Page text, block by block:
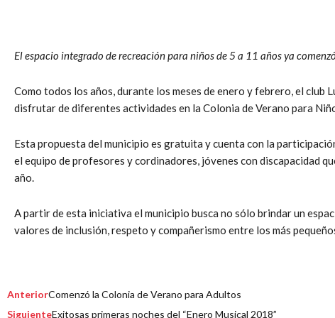
El espacio integrado de recreación para niños de 5 a 11 años ya
Como todos los años, durante los meses de enero y febrero, el club
disfrutar de diferentes actividades en la Colonia de Verano para
Esta propuesta del municipio es gratuita y cuenta con la
el equipo de profesores y cordinadores, jóvenes con discapacidad
año.
A partir de esta iniciativa el municipio busca no sólo brindar un
valores de inclusión, respeto y compañerismo entre los más
Prev
AnteriorComenzó la Colonia de Verano para Adultos
SiguienteExitosas primeras noches del “Enero Musical 2018”